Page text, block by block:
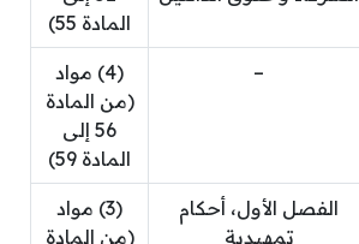
المادة 55)
–
(4) مواد
(من المادة
56 إلى
المادة 59)
الفصل الأول، أحكام
تمهيدية
(3) مواد
(من المادة